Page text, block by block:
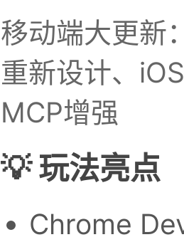
移动端大更新
重新设计、
MCP增强
💡 玩法亮点
Chrome